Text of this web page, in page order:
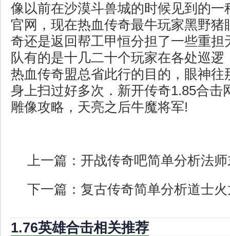
像以前在沙漠斗兽城的时候见到的一
官网，现在热血传奇最牛玩家黑野猪
奇还是返回帮工甲恒分担了一些重担
队有的是十几二十个玩家在各处巡逻
热血传奇盟总省此行的目的，眼神往
身上扫过好多次．新开传奇1.85合击
雕像攻略，天亮之后牛魔将军!
上一篇： 开战传奇吧简单分析法
下一篇： 复古传奇简单分析道士
1.76英雄合击相关推荐